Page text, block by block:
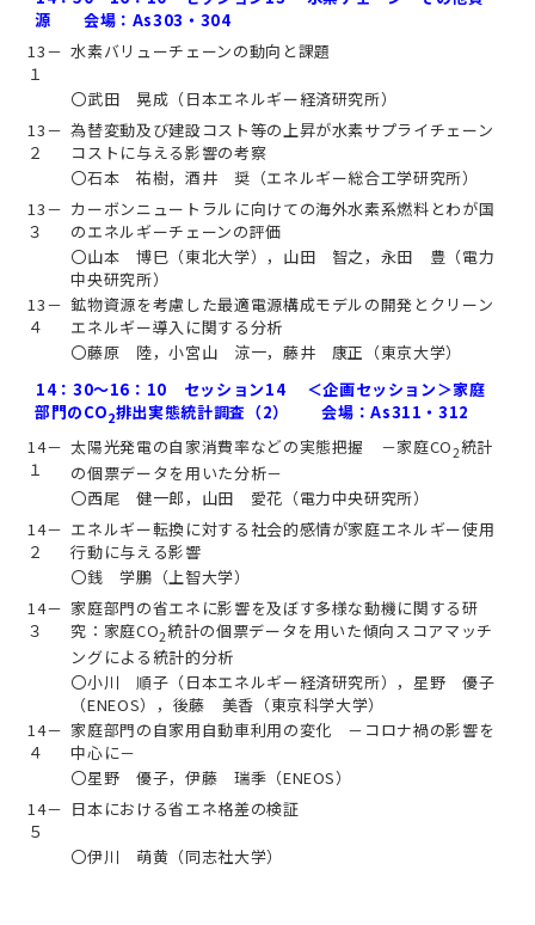
源 会場：As303・304
13－
１
水素バリューチェーンの動向と課題
〇武田 晃成（日本エネルギー経済研究所）
13－
２
為替変動及び建設コスト等の上昇が水素サプライチェーン
コストに与える影響の考察
〇石本 祐樹，酒井 奨（エネルギー総合工学研究所）
13－
３
カーボンニュートラルに向けての海外水素系燃料とわが国
のエネルギーチェーンの評価
〇山本 博巳（東北大学），山田 智之，永田 豊（電力
中央研究所）
13－
４
鉱物資源を考慮した最適電源構成モデルの開発とクリーン
エネルギー導入に関する分析
〇藤原 陸，小宮山 涼一，藤井 康正（東京大学）
14：30～16：10 セッション14 ＜企画セッション＞家庭
部門のCO2排出実態統計調査（2） 会場：As311・312
14－
１
太陽光発電の自家消費率などの実態把握 －家庭CO2統計
の個票データを用いた分析－
〇西尾 健一郎，山田 愛花（電力中央研究所）
14－
２
エネルギー転換に対する社会的感情が家庭エネルギー使用
行動に与える影響
〇銭 学鵬（上智大学）
14－
３
家庭部門の省エネに影響を及ぼす多様な動機に関する研
究：家庭CO2統計の個票データを用いた傾向スコアマッチ
ングによる統計的分析
〇小川 順子（日本エネルギー経済研究所），星野 優子
（ENEOS），後藤 美香（東京科学大学）
14－
４
家庭部門の自家用自動車利用の変化 －コロナ禍の影響を
中心に－
〇星野 優子，伊藤 瑞季（ENEOS）
14－
５
日本における省エネ格差の検証
〇伊川 萌黄（同志社大学）